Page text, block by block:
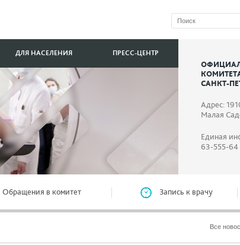
САНКТ-
Адрес:
Малая
Единая
63-555-64
ДЛЯ НАСЕЛЕНИЯ ПРЕСС-ЦЕНТР
Обращения в комитет Запись к врачу
Все